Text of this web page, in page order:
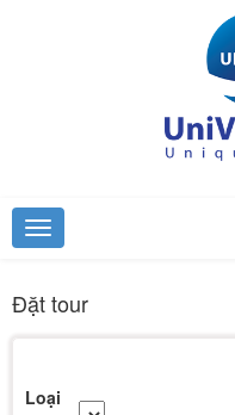
Đặt tour
Loại